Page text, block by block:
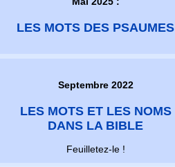
LES MOTS DES PSAUMES
Septembre 2022
LES MOTS ET LES NOMS
DANS LA BIBLE
Feuilletez-le !